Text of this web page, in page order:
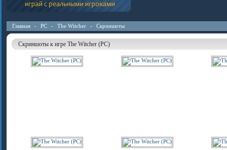
Главная - PC - The Witcher - Скриншоты
Скриншоты к игре The Witcher (PC)